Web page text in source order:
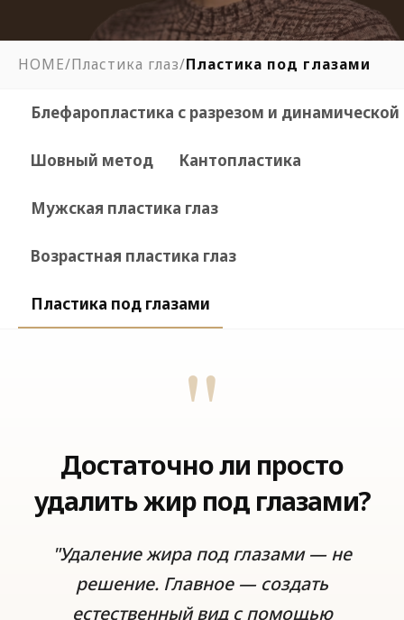
HOME/Пластика глаз/Пластика под глазами
Блефаропластика с разрезом и
Шовный метод Кантопластика
Мужская пластика глаз
Возрастная пластика глаз
Пластика под глазами
"
Достаточно ли просто
удалить жир под глазами?
"Удаление жира под глазами — не
решение. Главное — создать
естественный вид с помощью